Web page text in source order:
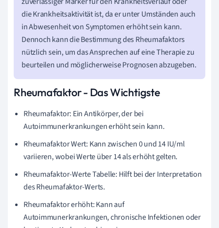
die Krankheitsaktivität ist, da er unter Umständen auch
in Abwesenheit von Symptomen erhöht sein kann.
Dennoch kann die Bestimmung des Rheumafaktors
nützlich sein, um das Ansprechen auf eine Therapie zu
beurteilen und möglicherweise Prognosen abzugeben.
Rheumafaktor - Das Wichtigste
Rheumafaktor: Ein Antikörper, der bei
Autoimmunerkrankungen erhöht sein kann.
Rheumafaktor Wert: Kann zwischen 0 und 14 IU/ml
variieren, wobei Werte über 14 als erhöht gelten.
Rheumafaktor-Werte Tabelle: Hilft bei der Interpretation
des Rheumafaktor-Werts.
Rheumafaktor erhöht: Kann auf
Autoimmunerkrankungen, chronische Infektionen oder